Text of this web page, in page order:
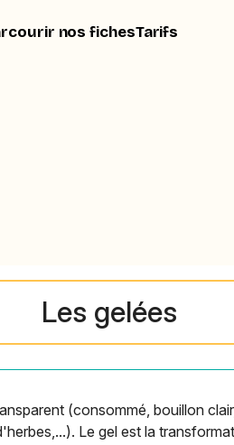
nos fichesTarifs
Les gelées
(consommé, bouillon
Le gel est la